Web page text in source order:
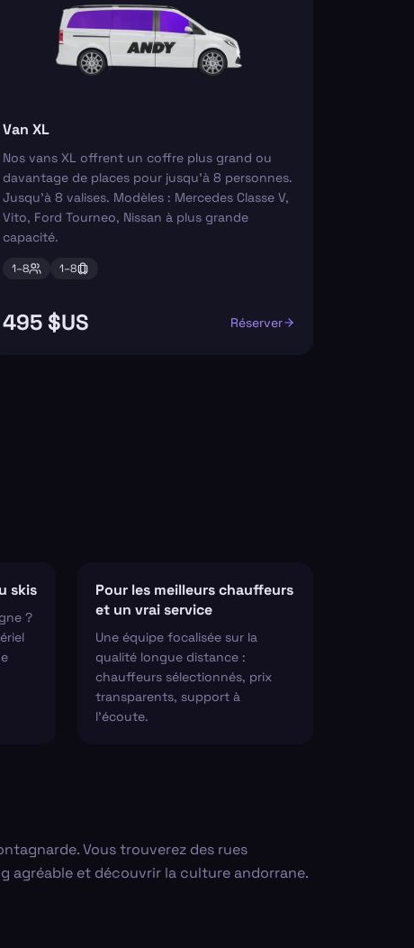
Van XL
Nos vans XL offrent un coffre plus grand ou
davantage de places pour jusqu'à 8 personnes.
Jusqu'à 8 valises. Modèles : Mercedes Classe V,
Vito, Ford Tourneo, Nissan à plus grande
capacité.
1–8 1–8
495 $US Réserver
skis
?
Pour les meilleurs chauffeurs
et un vrai service
Une équipe focalisée sur la
qualité longue distance :
chauffeurs sélectionnés, prix
transparents, support à
l'écoute.
Vous trouverez des rues
agréable et découvrir la culture andorrane.